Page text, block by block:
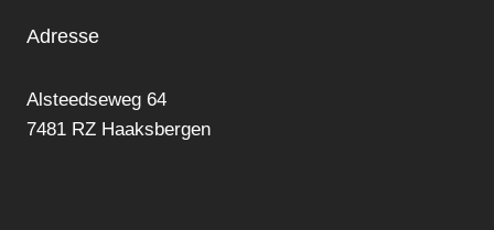
Adresse
Alsteedseweg 64
7481 RZ Haaksbergen